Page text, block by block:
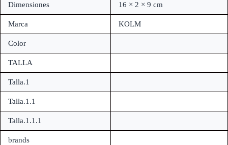
Dimensiones 16 × 2 × 9 cm
Marca KOLM
Color
TALLA
Talla.1
Talla.1.1
Talla.1.1.1
brands